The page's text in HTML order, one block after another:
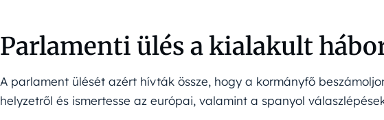
Parlamenti ülés a kialakult
A parlament ülését azért hívták össze, hogy a kormányfő
helyzetről és ismertesse az európai, valamint a spanyol